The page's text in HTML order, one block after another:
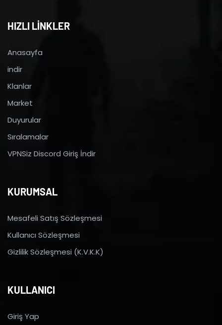
HIZLI LİNKLER
Anasayfa
indir
Klanlar
Market
Duyurular
Sıralamalar
VPNSiz Discord Giriş İndir
KURUMSAL
Mesafeli Satış Sözleşmesi
Kullanıcı Sözleşmesi
Gizlilik Sözleşmesi (K.V.K.K)
KULLANICI
Giriş Yap